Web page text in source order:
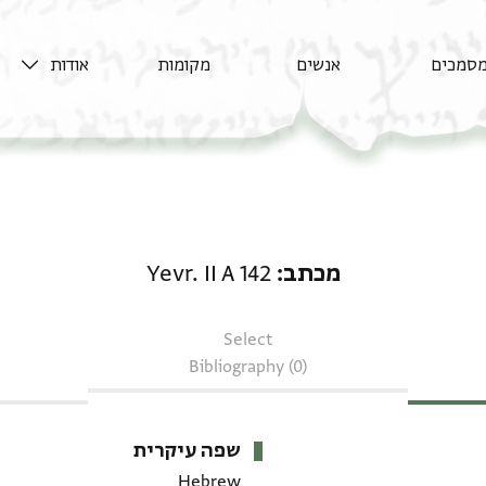
מסמכים אנשים מקומות אודות
מכתב Yevr. II A 142
Select
Bibliography (0)
שפה עיקרית